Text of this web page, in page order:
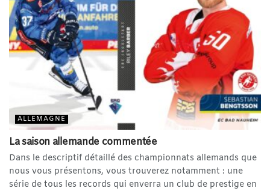
ALLEMAGNE
La saison allemande commentée
Dans le descriptif détaillé des championnats allemands que
nous vous présentons, vous trouverez notamment : une
série de tous les records qui enverra un club de prestige en